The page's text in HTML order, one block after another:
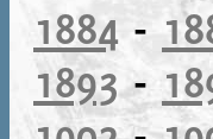
1884 -
1893-